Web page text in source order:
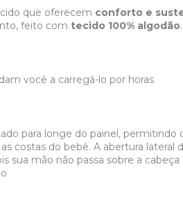
que oferecem conforto e
feito com tecido 100% algodão.
você a carregá-lo por horas
para longe do painel, permitindo
costas do bebê. A abertura lateral
sua mão não passa sobre a